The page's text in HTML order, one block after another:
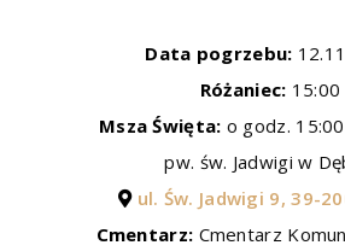
Data pogrzebu:
Różaniec: 15:00
Msza Święta: o godz.
pw. św. Jadwigi w
ul. Św. Jadwigi 9, 39-
Cmentarz: Cmentarz